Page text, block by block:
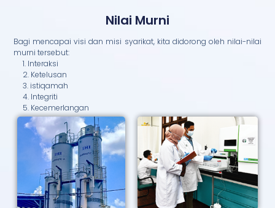
Nilai Murni
Bagi mencapai visi dan misi syarikat, kita didorong oleh nilai-nilai
murni tersebut:
1. Interaksi
2. Ketelusan
3. istiqamah
4. Integriti
5. Kecemerlangan